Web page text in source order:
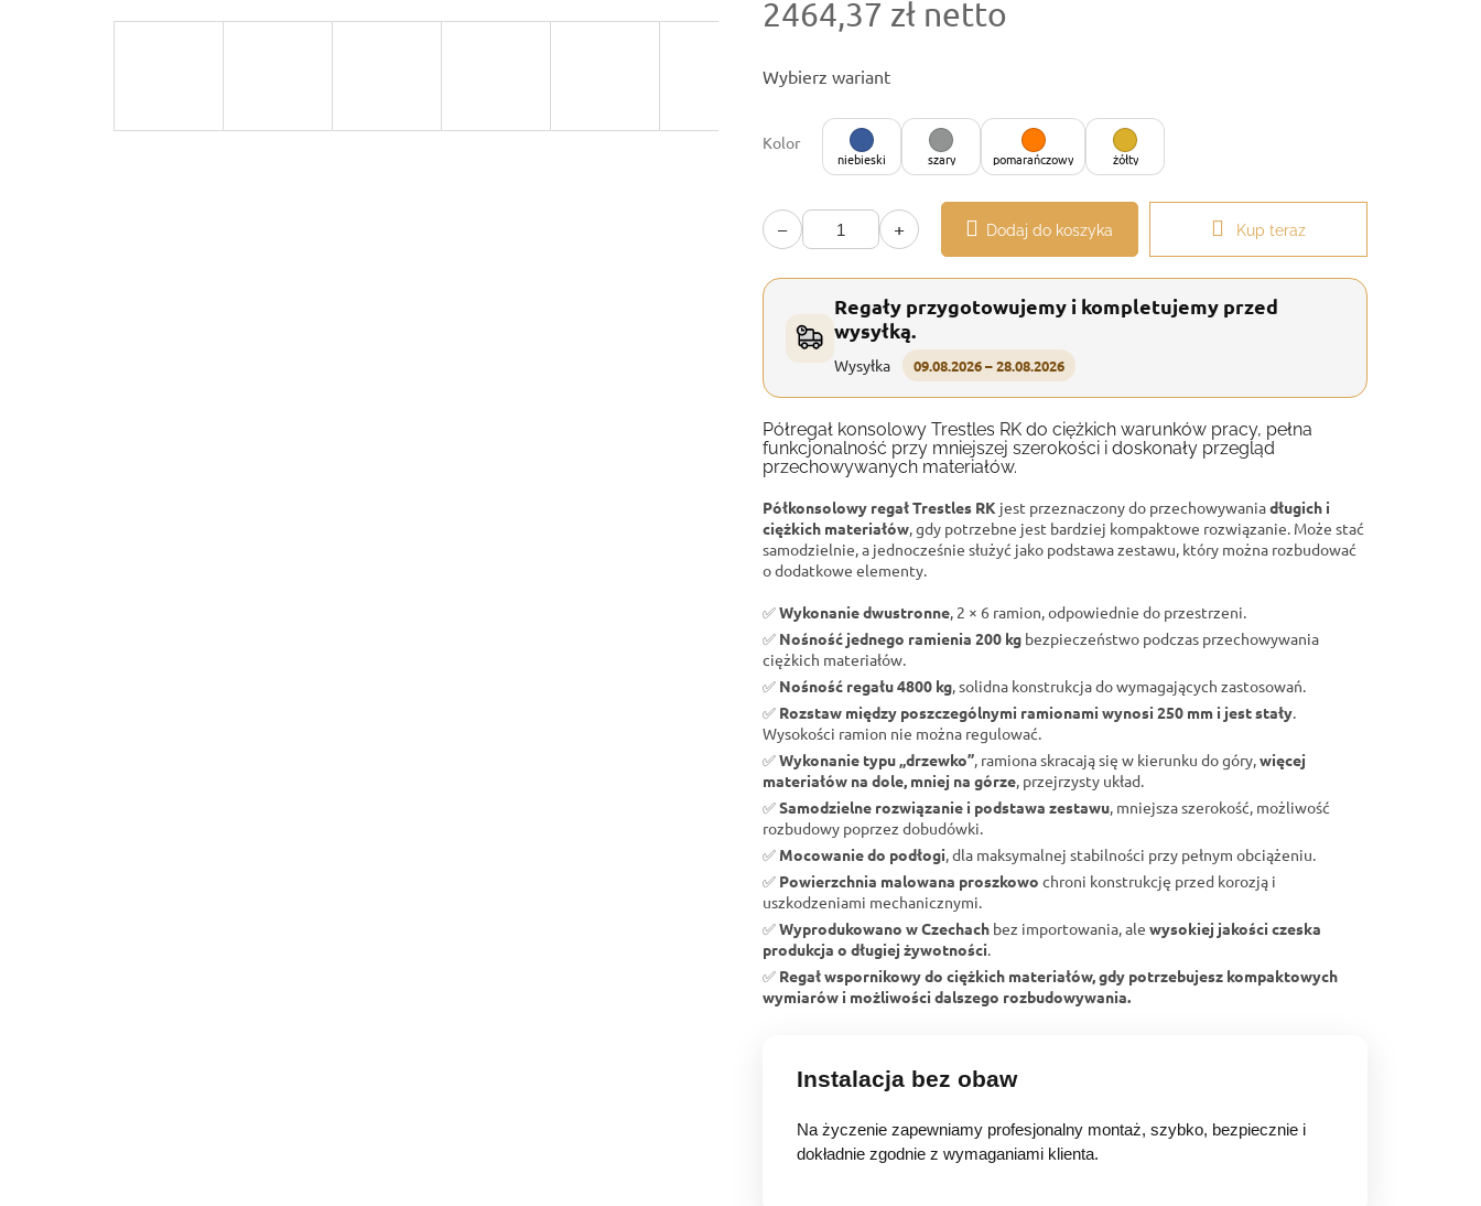
2464,37 zł netto
jednostkowa:
Wybierz wariant
Kolor
niebieski szary pomarańczowy żółty
− + Dodaj do koszyka Kup teraz
Regały przygotowujemy i kompletujemy przed
wysyłką.
Wysyłka 09.08.2026 – 28.08.2026
Półregał konsolowy Trestles RK do ciężkich warunków pracy, pełna
funkcjonalność przy mniejszej szerokości i doskonały przegląd
przechowywanych materiałów.
Półkonsolowy regał Trestles RK jest przeznaczony do przechowywaniadługich i
ciężkich materiałów, gdy potrzebne jest bardziej kompaktowe rozwiązanie. Może stać
samodzielnie, a jednocześnie służyć jako podstawa zestawu, który można rozbudować
o dodatkowe elementy.
✅Wykonanie dwustronne, 2 × 6 ramion, odpowiednie do przestrzeni.
✅ Nośność jednego ramienia 200 kg bezpieczeństwo podczas przechowywania
ciężkich materiałów.
✅ Nośność regału 4800 kg, solidna konstrukcja do wymagających zastosowań.
✅ Rozstaw między poszczególnymi ramionami wynosi 250 mm i jest stały.
Wysokości ramion nie można regulować.
✅Wykonanie typu „drzewko”, ramiona skracają się w kierunku do góry,więcej
materiałów na dole, mniej na górze, przejrzysty układ.
✅Samodzielne rozwiązanie i podstawa zestawu, mniejsza szerokość, możliwość
rozbudowy poprzez dobudówki.
✅ Mocowanie do podłogi, dla maksymalnej stabilności przy pełnym obciążeniu.
✅ Powierzchnia malowana proszkowo chroni konstrukcję przed korozją i
uszkodzeniami mechanicznymi.
✅Wyprodukowano w Czechach bez importowania, ale wysokiej jakości czeska
produkcja o długiej żywotności.
✅ Regał wspornikowy do ciężkich materiałów, gdy potrzebujesz kompaktowych
wymiarów i możliwości dalszego rozbudowywania.
Instalacja bez obaw
Na życzenie zapewniamy profesjonalny montaż, szybko, bezpiecznie i
dokładnie zgodnie z wymaganiami klienta.